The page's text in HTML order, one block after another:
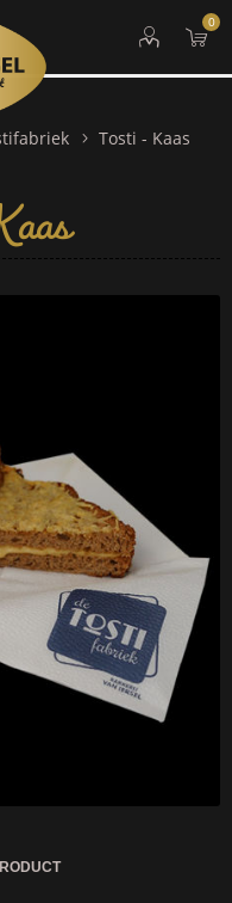
0
Tosti - Kaas